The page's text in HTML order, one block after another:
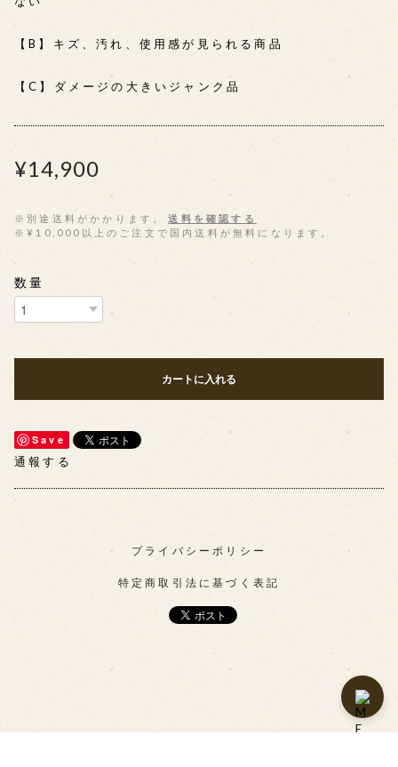
【B】キズ、汚れ、使用感が見られる商品
【C】ダメージの大きいジャンク品
¥14,900
※別途送料がかかります。
送料を確認する
※¥10,000以上のご注文で国内送料が無料になります。
数量
カートに入れる
Save
通報する
プライバシーポリシー
特定商取引法に基づく表記